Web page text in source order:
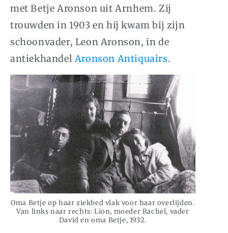
met Betje Aronson uit Arnhem. Zij
trouwden in 1903 en hij kwam bij zijn
schoonvader, Leon Aronson, in de
antiekhandelAronson Antiquairs.
Oma Betje op haar ziekbed vlak voor haar overlijden.
Van links naar rechts: Lion, moeder Rachel, vader
David en oma Betje, 1932.